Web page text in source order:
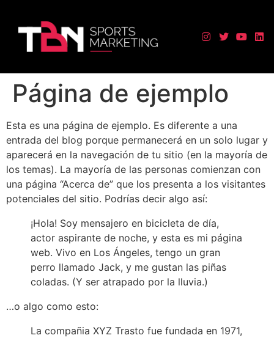
Página de ejemplo
Esta es una página de ejemplo. Es diferente a una
entrada del blog porque permanecerá en un solo lugar y
aparecerá en la navegación de tu sitio (en la mayoría de
los temas). La mayoría de las personas comienzan con
una página “Acerca de” que los presenta a los visitantes
potenciales del sitio. Podrías decir algo así:
¡Hola! Soy mensajero en bicicleta de día,
actor aspirante de noche, y esta es mi página
web. Vivo en Los Ángeles, tengo un gran
perro llamado Jack, y me gustan las piñas
coladas. (Y ser atrapado por la lluvia.)
…o algo como esto:
La compañia XYZ Trasto fue fundada en 1971,